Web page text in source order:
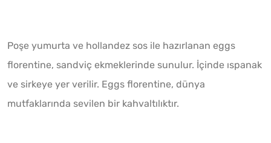
Poşe yumurta ve hollandez sos ile hazırlanan eggs
florentine, sandviç ekmeklerinde sunulur. İçinde ıspanak
ve sirkeye yer verilir. Eggs florentine, dünya
mutfaklarında sevilen bir kahvaltılıktır.